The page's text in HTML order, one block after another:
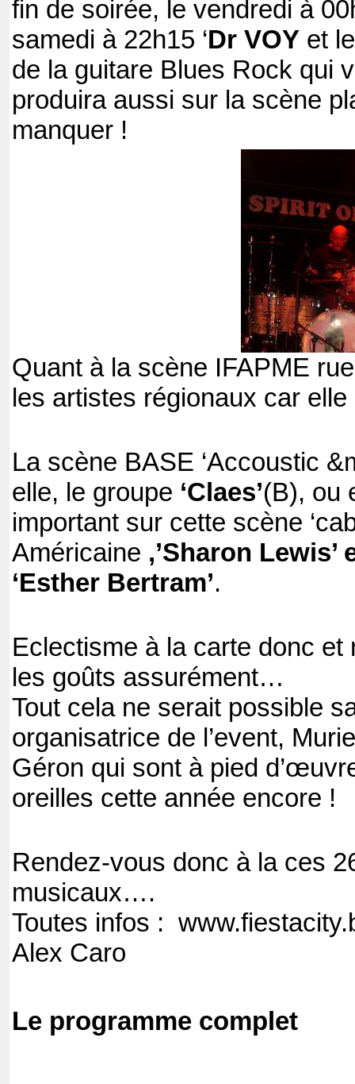
fin de soirée, le vendredi à
samedi à 22h15 ‘Dr VOY et
de la guitare Blues Rock qui
produira aussi sur la scène
manquer !
Quant à la scène IFAPME
les artistes régionaux car
La scène BASE ‘Accoustic
elle, le groupe ‘Claes’(B), ou
important sur cette scène
Américaine ,’Sharon Lewis’
‘Esther Bertram’.
Eclectisme à la carte donc
les goûts assurément…
Tout cela ne serait possible
organisatrice de l’event,
Géron qui sont à pied
oreilles cette année encore !
Rendez-vous donc à la ces
musicaux….
Toutes infos :
Alex Caro
Le programme complet